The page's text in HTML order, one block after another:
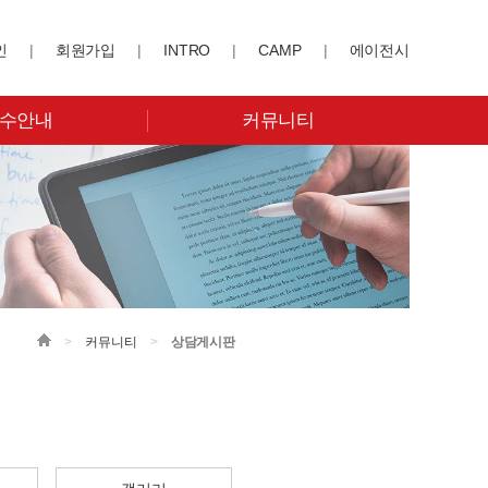
| 회원가입 | INTRO | CAMP | 에이전시
안내 커뮤니티
> 커뮤니티 > 상담게시판